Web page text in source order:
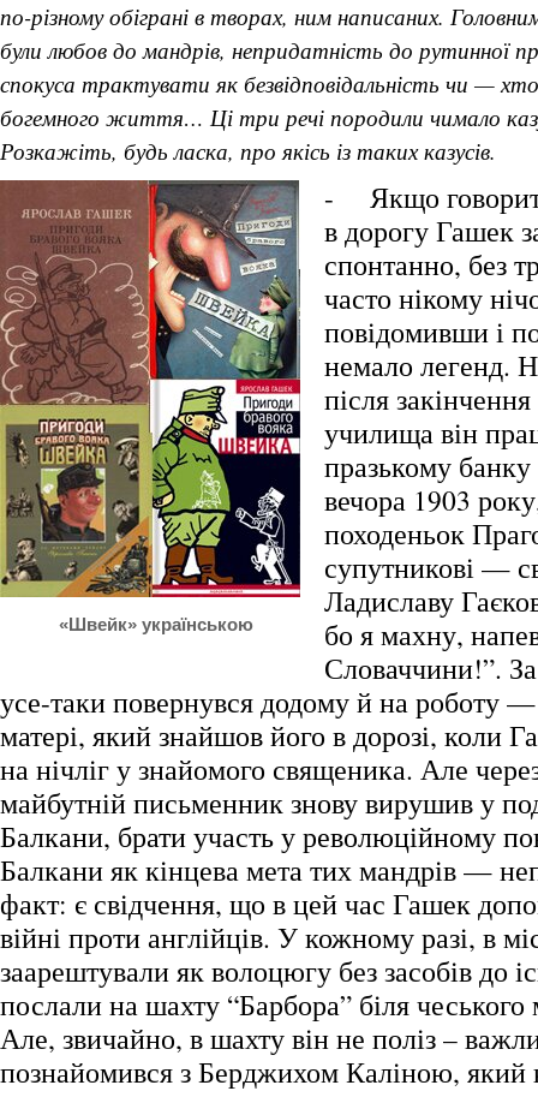
по-різному обіграні в творах, ним написаних.
були любов до мандрів, непридатність до рутинної
спокуса трактувати як безвідповідальність чи —
богемного життя… Ці три речі породили чимало
Розкажіть, будь ласка, про якісь із таких казусів.
«Швейк» українською
- Якщо
в дорогу Гашек
спонтанно, без
часто нікому
повідомивши і
немало легенд.
після
училища він
празькому банку
вечора 1903
походеньок
супутникові —
Ладиславу
бо я махну,
Словаччини!”. За
усе-таки повернувся додому й на роботу —
матері, який знайшов його в дорозі, коли
на нічліг у знайомого священика. Але
майбутній письменник знову вирушив у
Балкани, брати участь у революційному
Балкани як кінцева мета тих мандрів —
факт: є свідчення, що в цей час Гашек
війні проти англійців. У кожному разі, в
заарештували як волоцюгу без засобів до
послали на шахту “Барбора” біля чеського
Але, звичайно, в шахту він не поліз –
познайомився з Берджихом Каліною, який